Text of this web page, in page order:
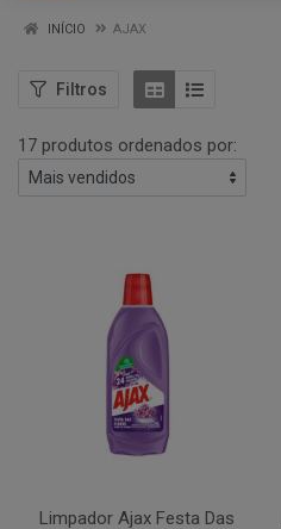
INÍCIO AJAX
Filtros
17 produtos ordenados por:
Limpador Ajax Festa Das